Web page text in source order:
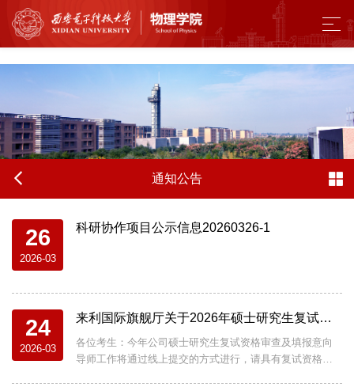
来利国际旗舰厅 - w66.利来(中国区)
通知公告
26
2026-03
科研协作项目公示信息20260326-1
24
2026-03
来利国际旗舰厅关于2026年硕士研究生复试资格审查的通知
各位考生：今年公司硕士研究生复试资格审查及填报意向
导师工作将通过线上提交的方式进行，请具有复试资格的